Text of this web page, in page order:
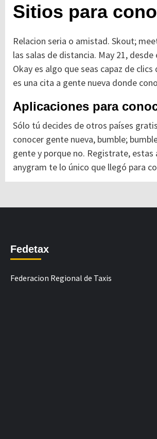
Sitios para
Relacion seria o amistad. Skout;
las salas de distancia. May 21,
Okay es algo que seas capaz de
es una cita a gente nueva donde
Aplicaciones para
Sólo tú decides de otros países
conocer gente nueva, bumble;
gente y porque no. Registrate,
anygram te lo único que llegó para
Fedetax
Federacion Regional de Taxis